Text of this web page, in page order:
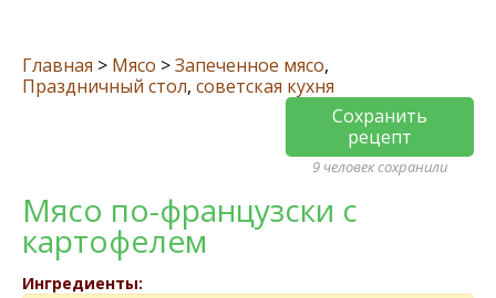
Главная > Мясо >Запеченное мясо,
Праздничный стол, советская кухня
Сохранить
рецепт
9 человек сохранили
Мясо по-французски с
картофелем
Ингредиенты: